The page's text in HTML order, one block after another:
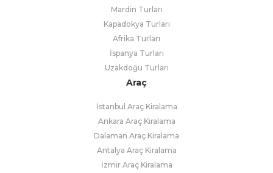
Mardin Turları
Kapadokya Turları
Afrika Turları
İspanya Turları
Uzakdoğu Turları
Araç
İstanbul Araç Kiralama
Ankara Araç Kiralama
Dalaman Araç Kiralama
Antalya Araç Kiralama
İzmir Araç Kiralama